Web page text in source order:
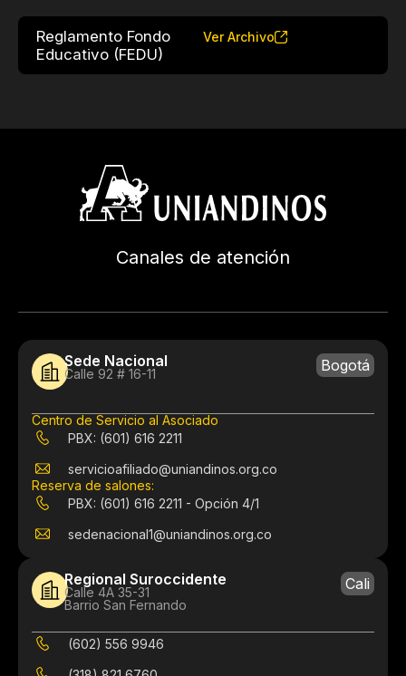
Reglamento Fondo
Educativo (FEDU)
Ver Archivo
Canales de atención
Sede Nacional
Calle 92 # 16-11 Bogotá
Centro de Servicio al Asociado
PBX: (601) 616 2211
servicioafiliado@uniandinos.org.co
Reserva de salones:
PBX: (601) 616 2211 - Opción 4/1
sedenacional1@uniandinos.org.co
Regional Suroccidente
Calle 4A 35-31
Barrio San Fernando
Cali
(602) 556 9946